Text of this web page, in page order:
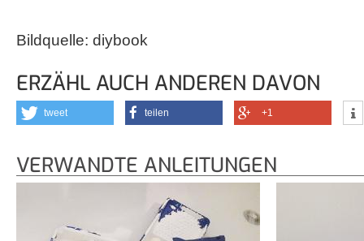
Bildquelle: diybook
ERZÄHL AUCH ANDEREN DAVON
tweet teilen +1
VERWANDTE ANLEITUNGEN